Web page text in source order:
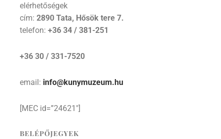
elérhetőségek
cím: 2890 Tata, Hősök tere 7.
telefon: +36 34 / 381-251
+36 30 / 331-7520
email: info@kunymuzeum.hu
[MEC id=”24621″]
BELÉPŐJEGYEK